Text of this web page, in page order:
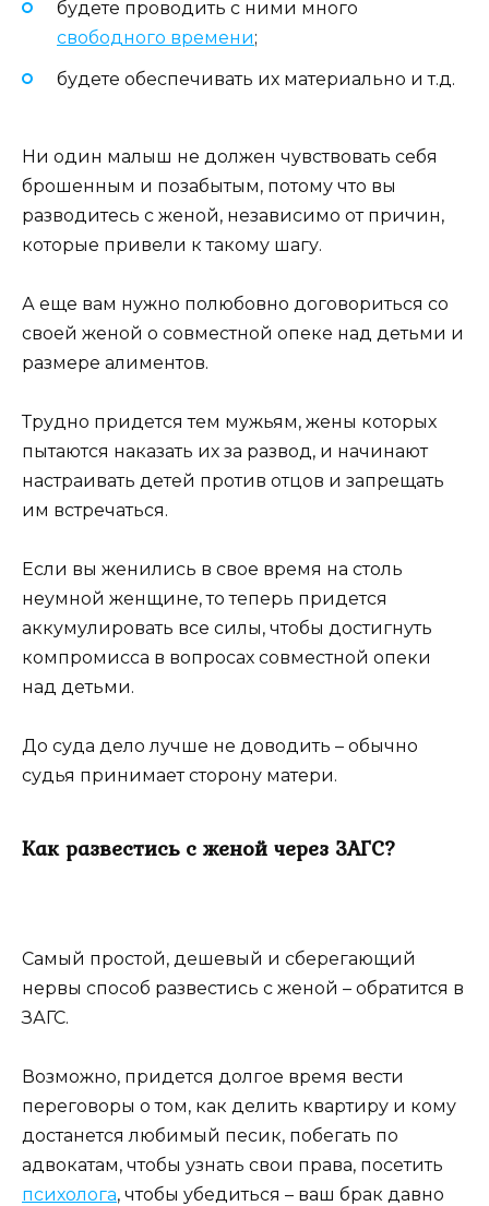
будете проводить с ними много
свободного времени;
будете обеспечивать их материально и т.д.
Ни один малыш не должен чувствовать себя
брошенным и позабытым, потому что вы
разводитесь с женой, независимо от причин,
которые привели к такому шагу.
А еще вам нужно полюбовно договориться со
своей женой о совместной опеке над детьми и
размере алиментов.
Трудно придется тем мужьям, жены которых
пытаются наказать их за развод, и начинают
настраивать детей против отцов и запрещать
им встречаться.
Если вы женились в свое время на столь
неумной женщине, то теперь придется
аккумулировать все силы, чтобы достигнуть
компромисса в вопросах совместной опеки
над детьми.
До суда дело лучше не доводить – обычно
судья принимает сторону матери.
Как развестись с женой через ЗАГС?
Самый простой, дешевый и сберегающий
нервы способ развестись с женой – обратится в
ЗАГС.
Возможно, придется долгое время вести
переговоры о том, как делить квартиру и кому
достанется любимый песик, побегать по
адвокатам, чтобы узнать свои права, посетить
психолога, чтобы убедиться – ваш брак давно